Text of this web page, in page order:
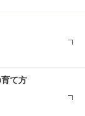
て方